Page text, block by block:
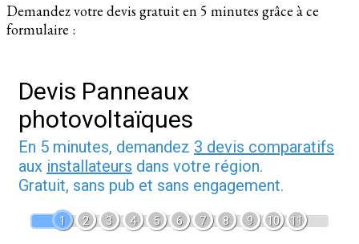
Demandez votre devis gratuit en 5 minutes grâce à ce
formulaire :
Devis Panneaux
photovoltaïques
En 5 minutes, demandez 3 devis comparatifs
aux installateurs dans votre région.
Gratuit, sans pub et sans engagement.
1 2 3 4 5 6 7 8 9 10 11